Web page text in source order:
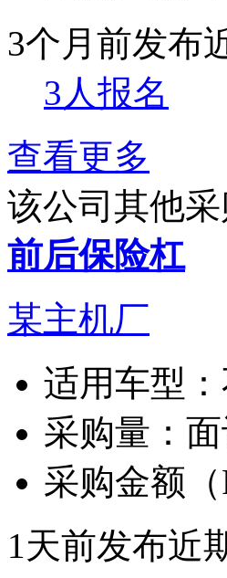
3个月前发布
3人报名
查看更多
该公司其他采
前后保险杠
某主机厂
适用车型：
采购量：
采购金额（
1天前发布近